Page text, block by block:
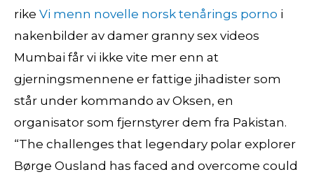
rike Vi menn novelle norsk tenårings porno i
nakenbilder av damer granny sex videos
Mumbai får vi ikke vite mer enn at
gjerningsmennene er fattige jihadister som
står under kommando av Oksen, en
organisator som fjernstyrer dem fra Pakistan.
“The challenges that legendary polar explorer
Børge Ousland has faced and overcome could